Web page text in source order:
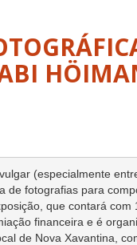
(especialmente
de fotografias para
que contará com
financeira e é
de Nova Xavantina,